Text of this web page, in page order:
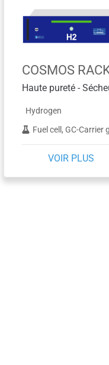
Hydrogen
Fuel cell, GC-Carrier gas, GC-FAST, GC-FID, GC-FPD, GC-MS, GC-NPD, GC-TCD, Hydrogenation, ICP-
VOIR PLUS